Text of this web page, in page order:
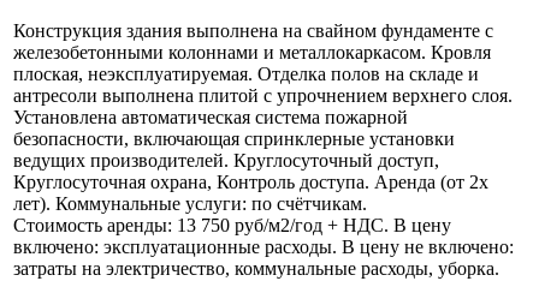
Конструкция здания выполнена на свайном фундаменте с
железобетонными колоннами и металлокаркасом. Кровля
плоская, неэксплуатируемая. Отделка полов на складе и
антресоли выполнена плитой с упрочнением верхнего слоя.
Установлена автоматическая система пожарной
безопасности, включающая спринклерные установки
ведущих производителей. Круглосуточный доступ,
Круглосуточная охрана, Контроль доступа. Аренда (от 2х
лет). Коммунальные услуги: по счётчикам.
Стоимость аренды: 13 750 руб/м2/год + НДС. В цену
включено: эксплуатационные расходы. В цену не включено:
затраты на электричество, коммунальные расходы, уборка.